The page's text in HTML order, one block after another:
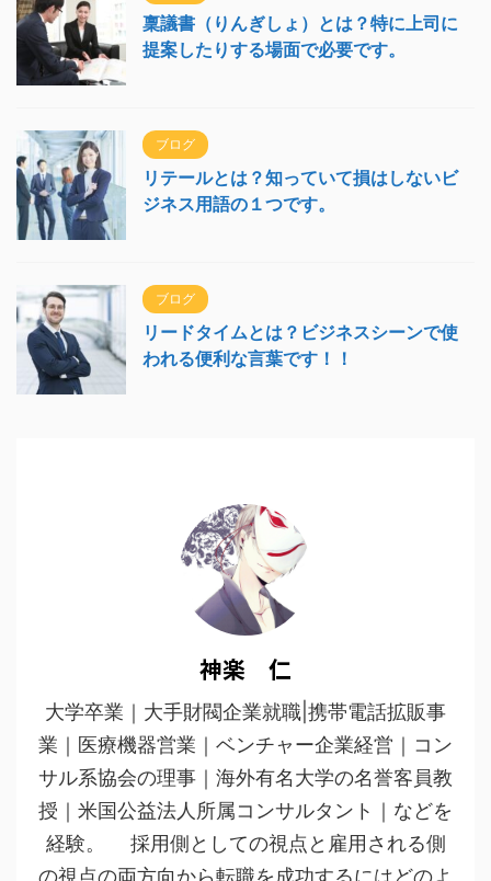
稟議書（りんぎしょ）とは？特に上司に
提案したりする場面で必要です。
ブログ
リテールとは？知っていて損はしないビ
ジネス用語の１つです。
ブログ
リードタイムとは？ビジネスシーンで使
われる便利な言葉です！！
神楽 仁
大学卒業｜大手財閥企業就職|携帯電話拡販事
業｜医療機器営業｜ベンチャー企業経営｜コン
サル系協会の理事｜海外有名大学の名誉客員教
授｜米国公益法人所属コンサルタント｜などを
経験。 採用側としての視点と雇用される側
の視点の両方向から転職を成功するにはどのよ